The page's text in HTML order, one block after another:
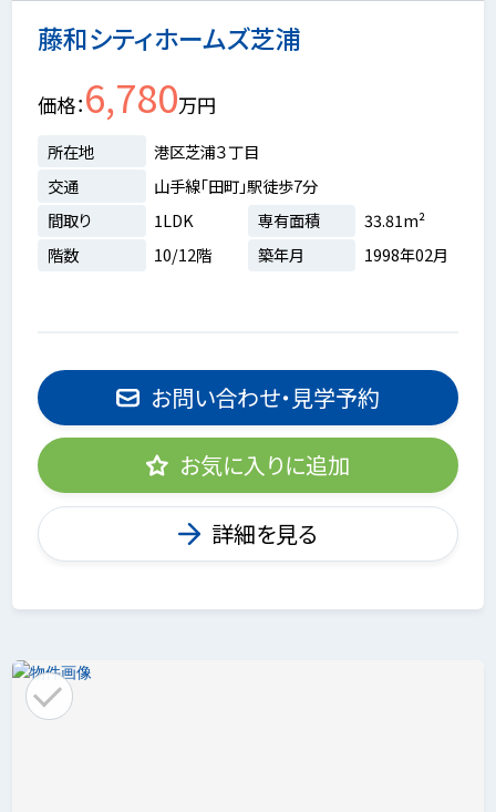
藤和シティホームズ芝浦
価格 6,780万円
所在地
港区芝浦３丁目
交通
山手線「田町」駅徒歩7分
間取り
1LDK 専有面積
33.81m²
階数
10/12階 築年月 1998年02月
お問い合わせ・見学予約
お気に入りに追加
詳細を見る